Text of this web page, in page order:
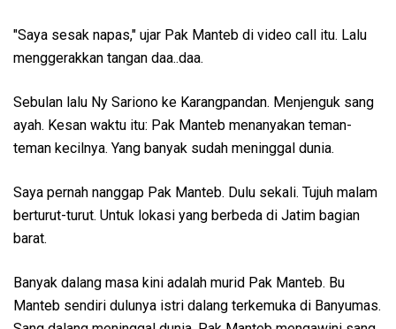
"Saya sesak napas," ujar Pak Manteb di video call itu. Lalu
menggerakkan tangan daa..daa.
Sebulan lalu Ny Sariono ke Karangpandan. Menjenguk sang
ayah. Kesan waktu itu: Pak Manteb menanyakan teman-
teman kecilnya. Yang banyak sudah meninggal dunia.
Saya pernah nanggap Pak Manteb. Dulu sekali. Tujuh malam
berturut-turut. Untuk lokasi yang berbeda di Jatim bagian
barat.
Banyak dalang masa kini adalah murid Pak Manteb. Bu
Manteb sendiri dulunya istri dalang terkemuka di Banyumas.